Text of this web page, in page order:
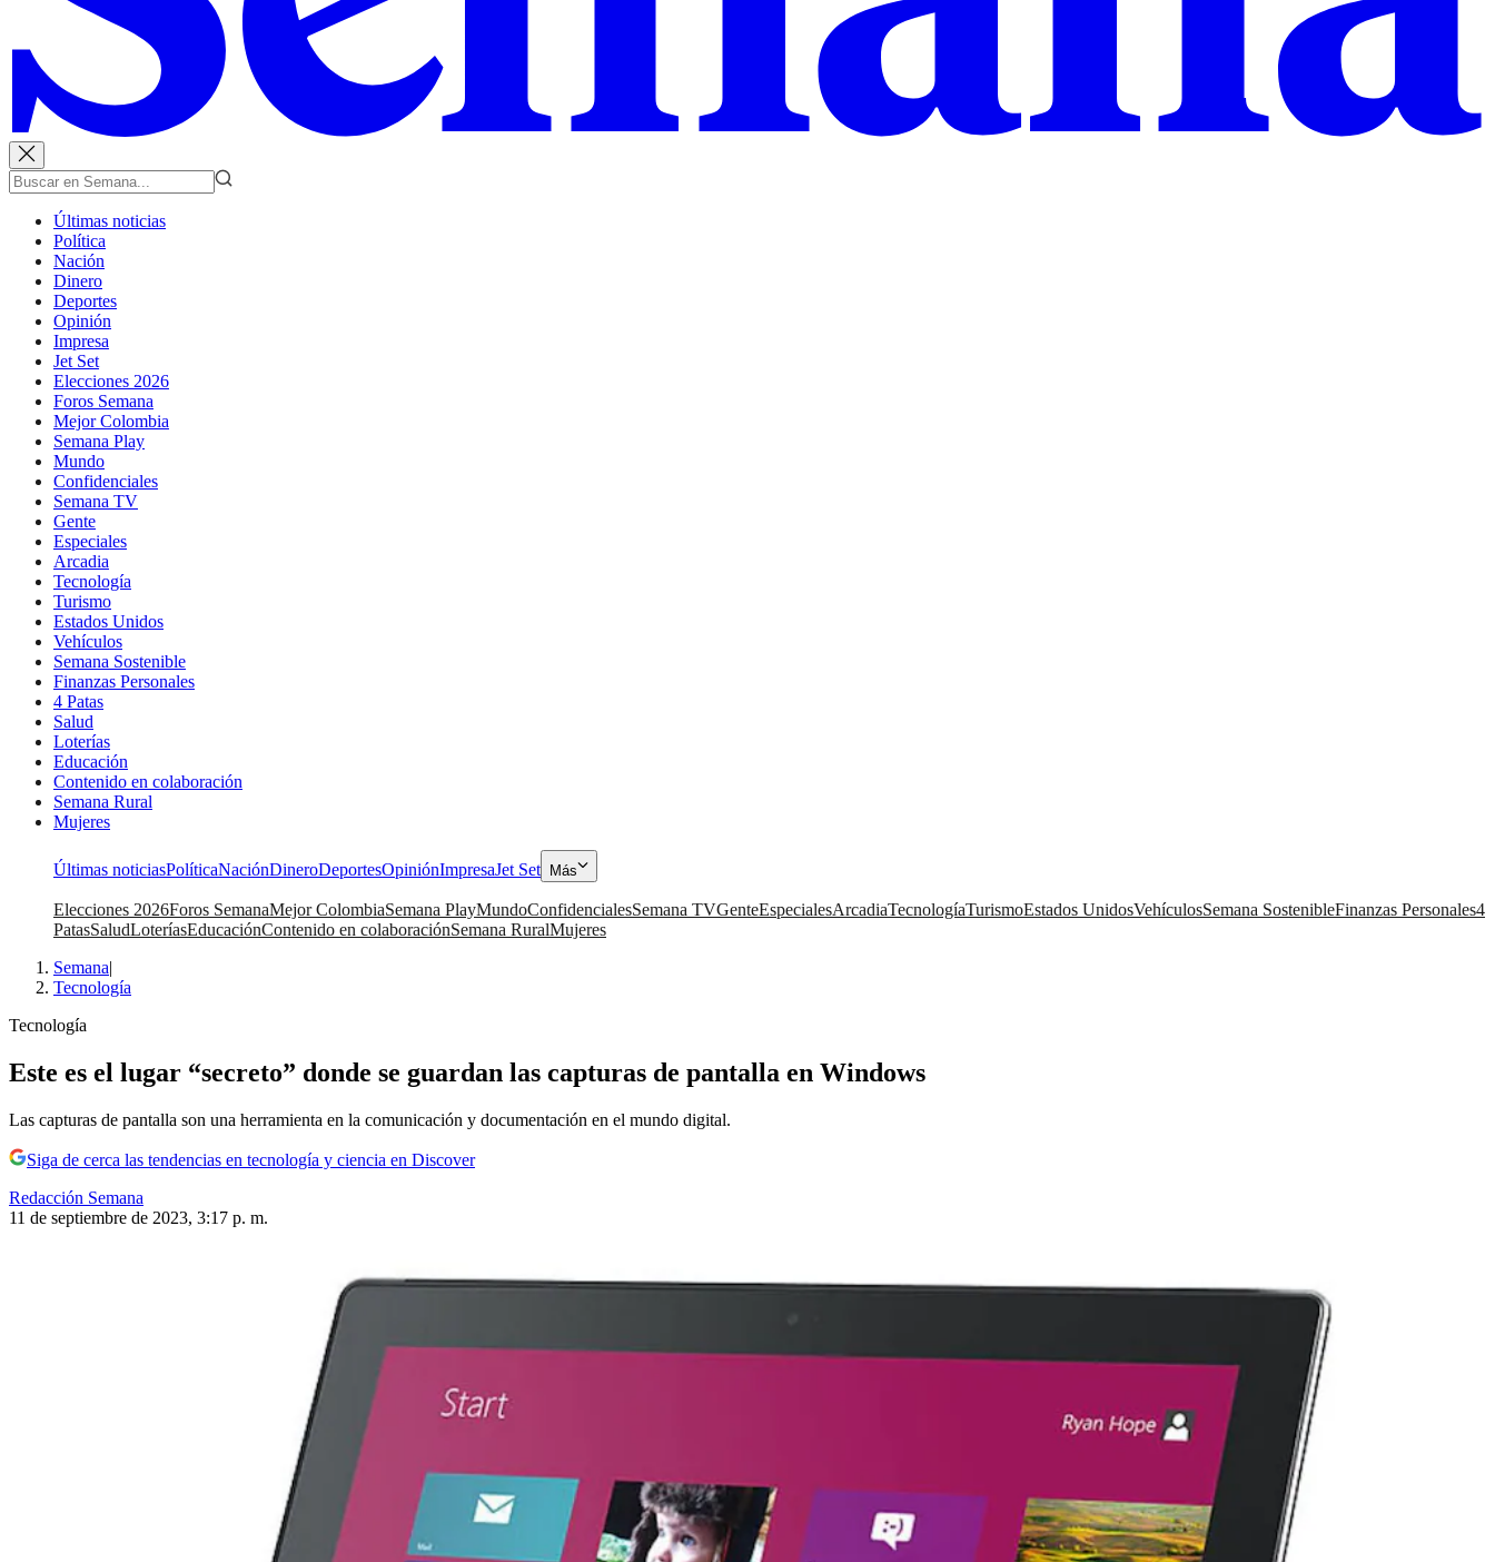
Últimas noticias
Política
Nación
Dinero
Deportes
Opinión
Impresa
Jet Set
Elecciones 2026
Foros Semana
Mejor Colombia
Semana Play
Mundo
Confidenciales
Semana TV
Gente
Especiales
Arcadia
Tecnología
Turismo
Estados Unidos
Vehículos
Semana Sostenible
Finanzas Personales
4 Patas
Salud
Loterías
Educación
Contenido en colaboración
Semana Rural
Mujeres
Últimas noticiasPolíticaNaciónDineroDeportesOpiniónImpresaJet Set Más
Elecciones 2026Foros SemanaMejor ColombiaSemana PlayMundoConfidencialesSemana TVGenteEspecialesArcadiaTecnologíaTurismoEstados UnidosVehículosSemana SostenibleFinanzas Personales4
PatasSaludLoteríasEducaciónContenido en colaboraciónSemana RuralMujeres
Semana|
Tecnología
Tecnología
Este es el lugar “secreto” donde se guardan las capturas de pantalla en Windows
Las capturas de pantalla son una herramienta en la comunicación y documentación en el mundo digital.
Siga de cerca las tendencias en tecnología y ciencia en Discover
Redacción Semana
11 de septiembre de 2023, 3:17 p. m.